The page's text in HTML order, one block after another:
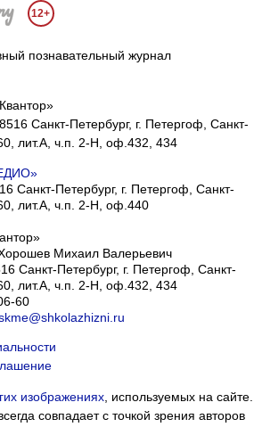
12+
познавательный журнал
Санкт-Петербург, г. Петергоф, Санкт-
лит.А, ч.п. 2-Н, оф.432, 434
Санкт-Петербург, г. Петергоф, Санкт-
лит.А, ч.п. 2-Н, оф.440
Михаил Валерьевич
Санкт-Петербург, г. Петергоф Санкт-
лит.А, ч.п. 2-Н, оф.432, 434
60
изображениях, используемых на сайте.
совпадает с точкой зрения авторов